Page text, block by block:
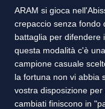
ARAM si gioca
crepaccio senza fondo
battaglia per difendere
questa modalità c'è
campione casuale
la fortuna non vi abbia
vostra disposizione
cambiati finiscono in